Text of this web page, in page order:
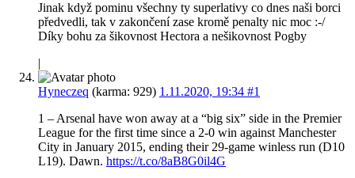
Jinak když pominu všechny ty superlativy co dnes naši borci
předvedli, tak v zakončení zase kromě penalty nic moc :-/
Díky bohu za šikovnost Hectora a nešikovnost Pogby
|
Hyneczeq (karma: 929) 1.11.2020, 19:34 #1
1 – Arsenal have won away at a “big six” side in the Premier
League for the first time since a 2-0 win against Manchester
City in January 2015, ending their 29-game winless run (D10
L19). Dawn. https://t.co/8aB8G0il4G